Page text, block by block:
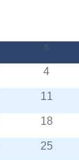
S
4
11
18
25